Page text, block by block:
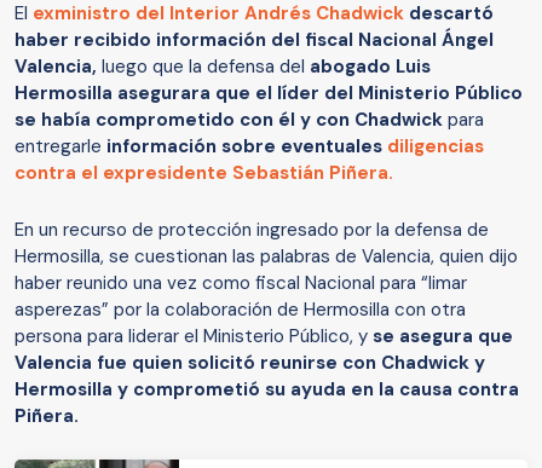
El exministro del Interior Andrés Chadwick descartó
haber recibido información del fiscal Nacional Ángel
Valencia, luego que la defensa del abogado Luis
Hermosilla asegurara que el líder del Ministerio Público
se había comprometido con él y con Chadwick para
entregarle información sobre eventuales diligencias
contra el expresidente Sebastián Piñera.
En un recurso de protección ingresado por la defensa de
Hermosilla, se cuestionan las palabras de Valencia, quien dijo
haber reunido una vez como fiscal Nacional para “limar
asperezas” por la colaboración de Hermosilla con otra
persona para liderar el Ministerio Público, y se asegura que
Valencia fue quien solicitó reunirse con Chadwick y
Hermosilla y comprometió su ayuda en la causa contra
Piñera.